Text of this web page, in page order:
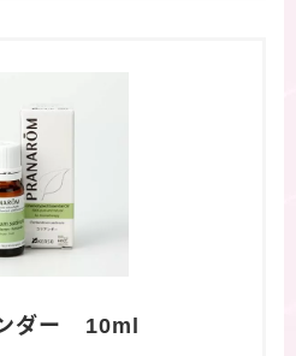
ダー 10ml